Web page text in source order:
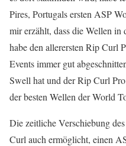
Pires, Portugals ersten ASP
mir erzählt, dass die Wellen in
habe den allerersten Rip Curl
Events immer gut
Swell hat und der Rip Curl
der besten Wellen der World
Die zeitliche Verschiebung
Curl auch ermöglicht, einen